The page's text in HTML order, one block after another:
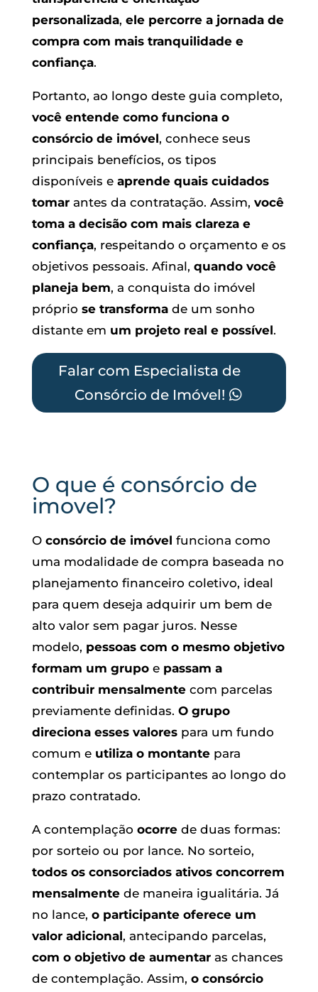
personalizada, ele percorre a jornada de
compra com mais tranquilidade e
confiança.
Portanto, ao longo deste guia completo,
você entende como funciona o
consórcio de imóvel, conhece seus
principais benefícios, os tipos
disponíveis e aprende quais cuidados
tomarantes da contratação. Assim, você
toma a decisão com mais clareza e
confiança, respeitando o orçamento e os
objetivos pessoais. Afinal, quando você
planeja bem, a conquista do imóvel
próprio se transformade um sonho
distante em um projeto real e possível.
Falar com Especialista de
Consórcio de Imóvel!
O que é consórcio de
imovel?
O consórcio de imóvel funciona como
uma modalidade de compra baseada no
planejamento financeiro coletivo, ideal
para quem deseja adquirir um bem de
alto valor sem pagar juros. Nesse
modelo, pessoas com o mesmo objetivo
formam um grupoe passam a
contribuir mensalmentecom parcelas
previamente definidas. O grupo
direciona esses valorespara um fundo
comum e utiliza o montantepara
contemplar os participantes ao longo do
prazo contratado.
A contemplação ocorrede duas formas:
por sorteio ou por lance. No sorteio,
todos os consorciados ativos concorrem
mensalmentede maneira igualitária. Já
no lance, o participante oferece um
valor adicional, antecipando parcelas,
com o objetivo de aumentaras chances
de contemplação. Assim, o consórcio